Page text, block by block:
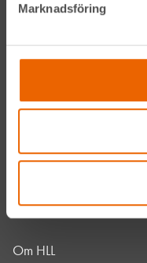
Marknadsföring
Navigation
Våra maskiner
HLLÅ! Vår värld
Om HLL